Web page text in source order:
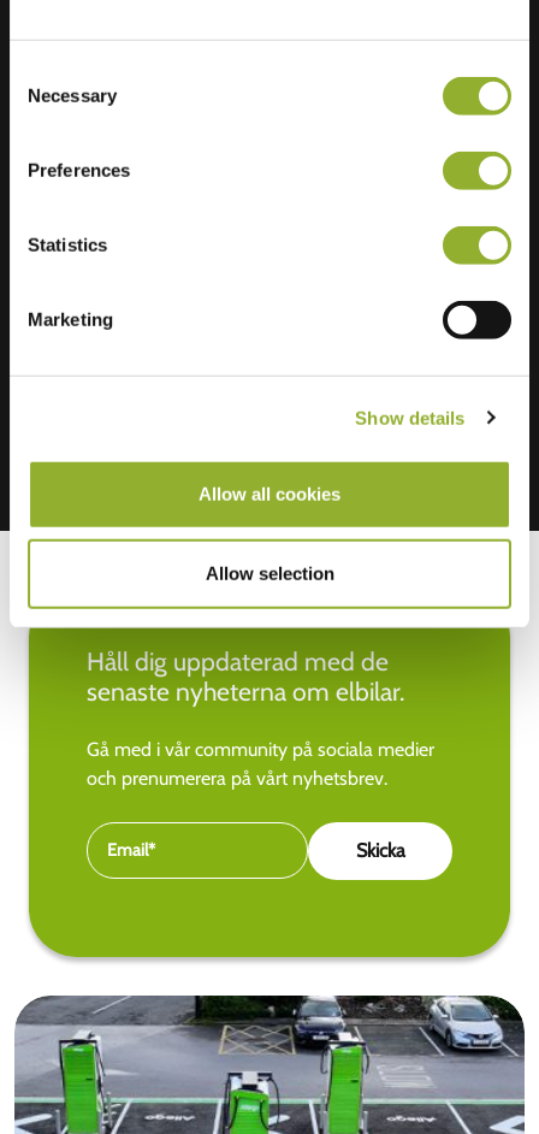
Selection
Necessary
Preferences
Statistics
Marketing
Show details
Allow all cookies
Allow selection
Ytterligare information
Håll dig uppdaterad med de
senaste nyheterna om elbilar.
Gå med i vår community på sociala medier
och prenumerera på vårt nyhetsbrev.